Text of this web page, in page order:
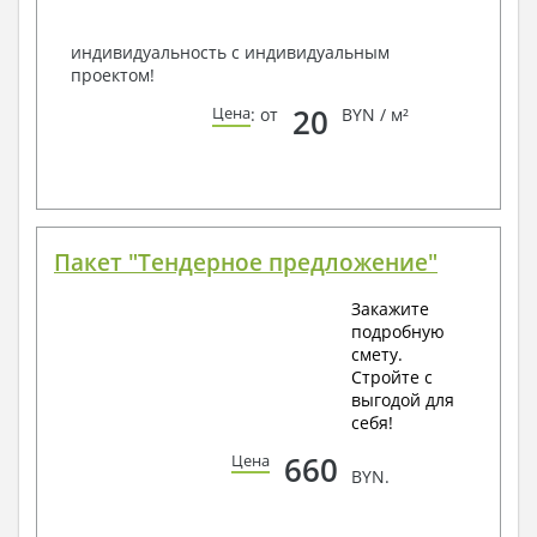
индивидуальность с индивидуальным
проектом!
Цена: от 20 BYN / м²
Пакет "Тендерное предложение"
Закажите
подробную
смету.
Стройте с
выгодой для
себя!
Цена 660 BYN.